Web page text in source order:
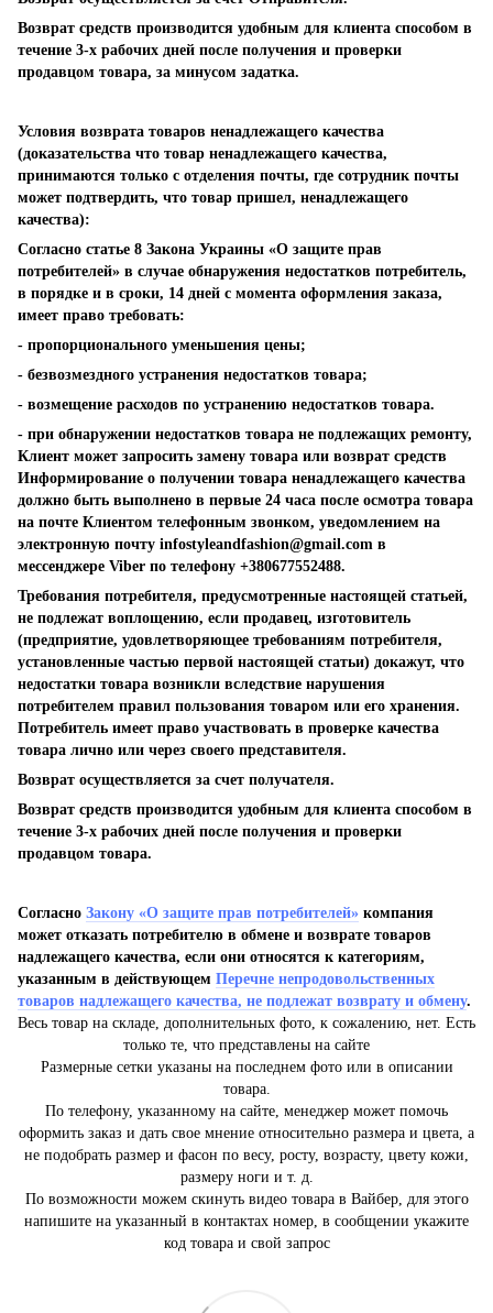
Возврат средств производится удобным для клиента способом в
течение 3-х рабочих дней после получения и проверки
продавцом товара, за минусом задатка.
Условия возврата товаров ненадлежащего качества
(доказательства что товар ненадлежащего качества,
принимаются только с отделения почты, где сотрудник почты
может подтвердить, что товар пришел, ненадлежащего
качества):
Согласно статье 8 Закона Украины «О защите прав
потребителей» в случае обнаружения недостатков потребитель,
в порядке и в сроки, 14 дней с момента оформления заказа,
имеет право требовать:
- пропорционального уменьшения цены;
- безвозмездного устранения недостатков товара;
- возмещение расходов по устранению недостатков товара.
- при обнаружении недостатков товара не подлежащих ремонту,
Клиент может запросить замену товара или возврат средств
Информирование о получении товара ненадлежащего качества
должно быть выполнено в первые 24 часа после осмотра товара
на почте Клиентом телефонным звонком, уведомлением на
электронную почту infostyleandfashion@gmail.com в
мессенджере Viber по телефону +380677552488.
Требования потребителя, предусмотренные настоящей статьей,
не подлежат воплощению, если продавец, изготовитель
(предприятие, удовлетворяющее требованиям потребителя,
установленные частью первой настоящей статьи) докажут, что
недостатки товара возникли вследствие нарушения
потребителем правил пользования товаром или его хранения.
Потребитель имеет право участвовать в проверке качества
товара лично или через своего представителя.
Возврат осуществляется за счет получателя.
Возврат средств производится удобным для клиента способом в
течение 3-х рабочих дней после получения и проверки
продавцом товара.
Согласно Закону «О защите прав потребителей» компания
может отказать потребителю в обмене и возврате товаров
надлежащего качества, если они относятся к категориям,
указанным в действующем Перечне непродовольственных
товаров надлежащего качества, не подлежат возврату и обмену.
Весь товар на складе, дополнительных фото, к сожалению, нет. Есть
только те, что представлены на сайте
Размерные сетки указаны на последнем фото или в описании
товара.
По телефону, указанному на сайте, менеджер может помочь
оформить заказ и дать свое мнение относительно размера и цвета, а
не подобрать размер и фасон по весу, росту, возрасту, цвету кожи,
размеру ноги и т. д.
По возможности можем скинуть видео товара в Вайбер, для этого
напишите на указанный в контактах номер, в сообщении укажите
код товара и свой запрос